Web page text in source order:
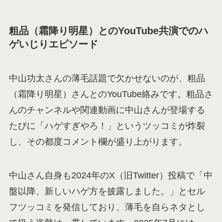
粗品（霜降り明星）とのYouTube共演でのハ
ゲいじりエピソード
中山功太さんの薄毛話題で欠かせないのが、粗品
（霜降り明星）さんとのYouTube絡みです。粗品さ
んのチャンネルや関連動画に中山さんが登場する
たびに「ハゲすぎやろ！」というツッコミが炸裂
し、その都度コメント欄が盛り上がります。
中山さん自身も2024年のX（旧Twitter）投稿で「中
盤以降、新しいハゲ方を披露しました。」とセル
フツッコミを発信しており、薄毛を自らネタとし